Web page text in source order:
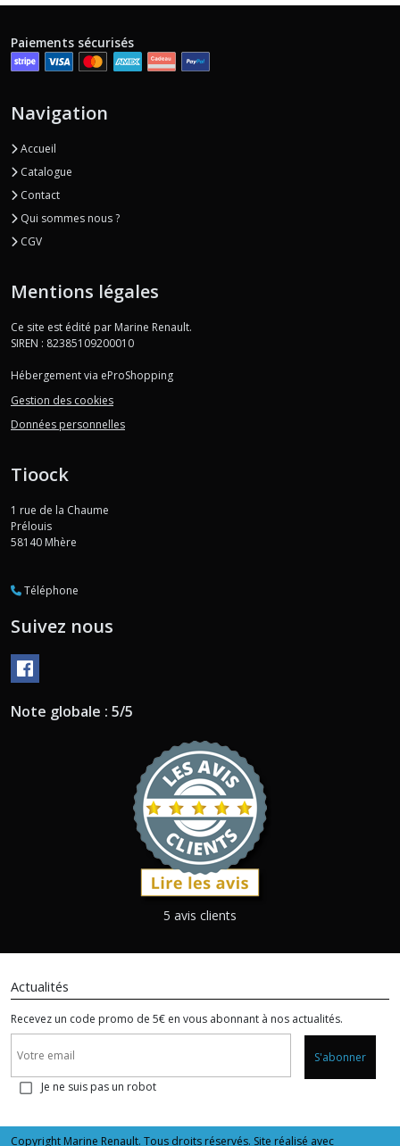
Paiements sécurisés
Navigation
Accueil
Catalogue
Contact
Qui sommes nous ?
CGV
Mentions légales
Ce site est édité par Marine Renault.
SIREN : 82385109200010
Hébergement via eProShopping
Gestion des cookies
Données personnelles
Tioock
1 rue de la Chaume
Prélouis
58140 Mhère
Téléphone
Suivez nous
Note globale : 5/5
5 avis clients
Actualités
Recevez un code promo de 5€ en vous abonnant à nos actualités.
S'abonner
Je ne suis pas un robot
Copyright Marine Renault. Tous droits réservés. Site réalisé avec